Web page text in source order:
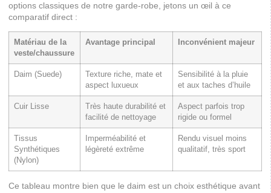
options classiques de notre garde-robe, jetons un œil à ce
comparatif direct :
Matériau de la
veste/chaussure
Avantage principal Inconvénient majeur
Daim (Suede)
Texture riche, mate et
aspect luxueux
Sensibilité à la pluie
et aux taches d’huile
Cuir Lisse
Très haute durabilité et
facilité de nettoyage
Aspect parfois trop
rigide ou formel
Tissus
Synthétiques
(Nylon)
Imperméabilité et
légèreté extrême
Rendu visuel moins
qualitatif, très sport
Ce tableau montre bien que le daim est un choix esthétique avant